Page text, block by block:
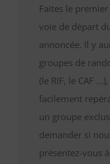
Faites le
voie de départ
annoncée. Il y
groupes de
(le RIF, le CAF
facilement
un groupe
demander si
présentez-vous